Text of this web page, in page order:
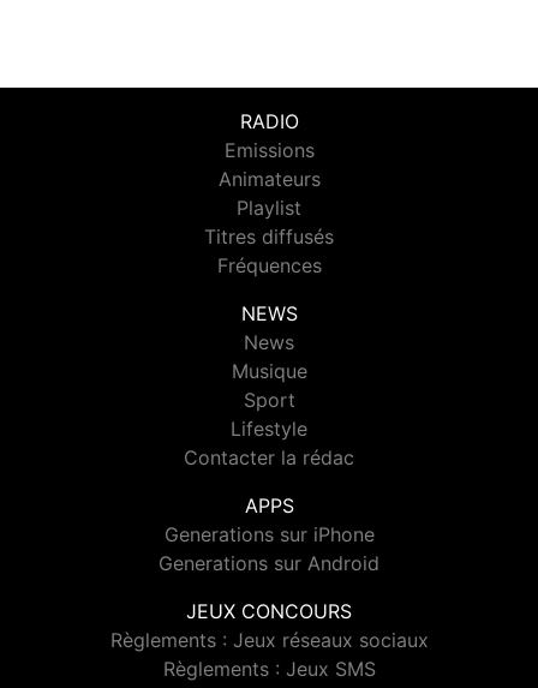
RADIO
Emissions
Animateurs
Playlist
Titres diffusés
Fréquences
NEWS
News
Musique
Sport
Lifestyle
Contacter la rédac
APPS
Generations sur iPhone
Generations sur Android
JEUX CONCOURS
Règlements : Jeux réseaux sociaux
Règlements : Jeux SMS